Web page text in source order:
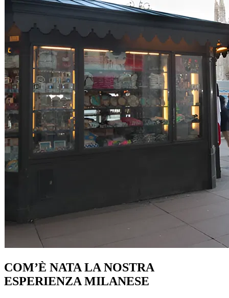
COM’È NATA LA NOSTRA
ESPERIENZA MILANESE